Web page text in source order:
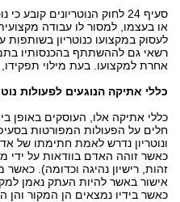
סעיף 24 לחוק הנוטריונים
או בעצמו, למסור לו עבודה מקצועית
לעסוק במקצועו כנוטריון בשותפות
רשאי גם לההשתתף בהכנסותיו
אחרת למקצועו. בעת מילוי תפקידו,
כללי אתיקה הנוגעים לפעולות
כללי אתיקה אלו, העוסקים באופן
ונוטריון נדרש לאמת חתימתו של
כאשר זוהה האדם בוודאות על ידי
זהות, רישיון נהיגה וכדומה). כאשר
אישור באשר להיות העתק נאמן
כאשר בידיו נמצאים הן המקור והן